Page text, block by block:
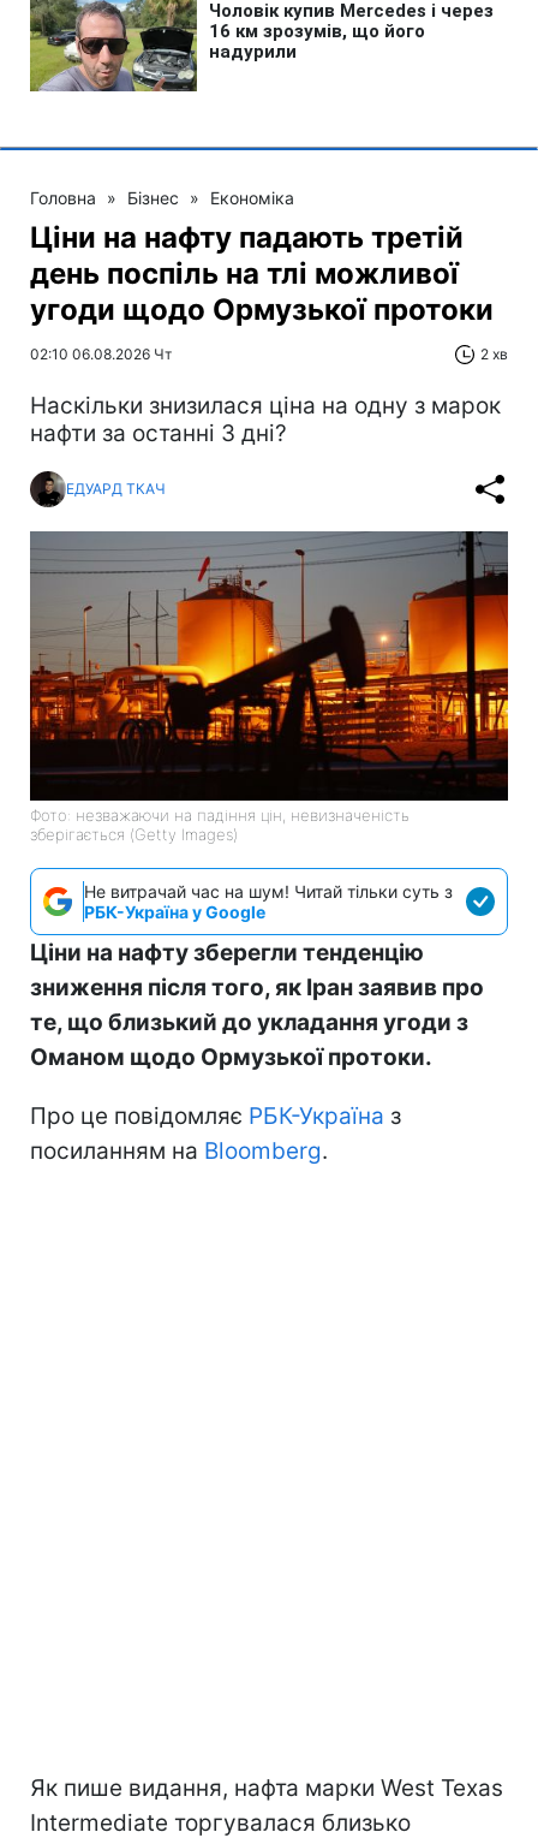
Головна » Бізнес » Економіка
Ціни на нафту падають третій
день поспіль на тлі можливої
угоди щодо Ормузької протоки
02:10 06.08.2026 Чт 2 хв
Наскільки знизилася ціна на одну з марок
нафти за останні 3 дні?
ЕДУАРД ТКАЧ
Фото: незважаючи на падіння цін, невизначеність
зберігається (Getty Images)
Не витрачай час на шум! Читай тільки суть з
РБК-Україна у Google
Ціни на нафту зберегли тенденцію
зниження після того, як Іран заявив про
те, що близький до укладання угоди з
Оманом щодо Ормузької протоки.
Про це повідомляє РБК-Україна з
посиланням на Bloomberg.
Як пише видання, нафта марки West Texas
Intermediate торгувалася близько